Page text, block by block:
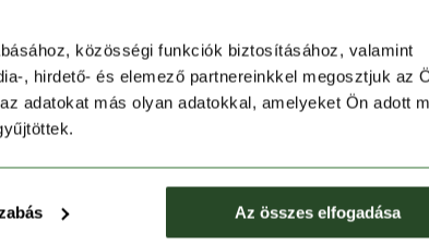
közösségi funkciók biztosításához, valamint
, hirdető- és elemező partnereinkkel megosztjuk az
adatokat más olyan adatokkal, amelyeket Ön adott
Az összes elfogadása
nyújt a szél
és megakadályozza
a kabátnak,